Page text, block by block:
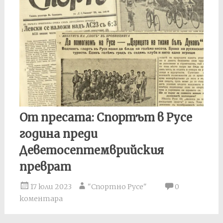
От пресата: Спортът в Русе
година преди
Деветосептемврийския
преврат
17 юли 2023 "Спортно Русе"
0
коментара